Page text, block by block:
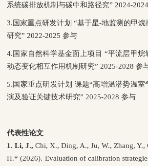
系统碳排放机制与碳中和路径究” 2024-
3. 国家重点研发计划 “基于星-地监测的甲烷
研究” 2022-2025 参与
4. 国家自然科学基金面上项目 “平流层甲
动态变化相互作用机制研究” 2025-2028 参
5.国家重点研发计划 课题“高增温潜势温室
演及验证关键技术研究” 2025-2028 参与
代表性论文
1. Li, J., Chi, X., Ding, A., Ju, W., Zhang, Y.,
H.* (2026). Evaluation of calibration